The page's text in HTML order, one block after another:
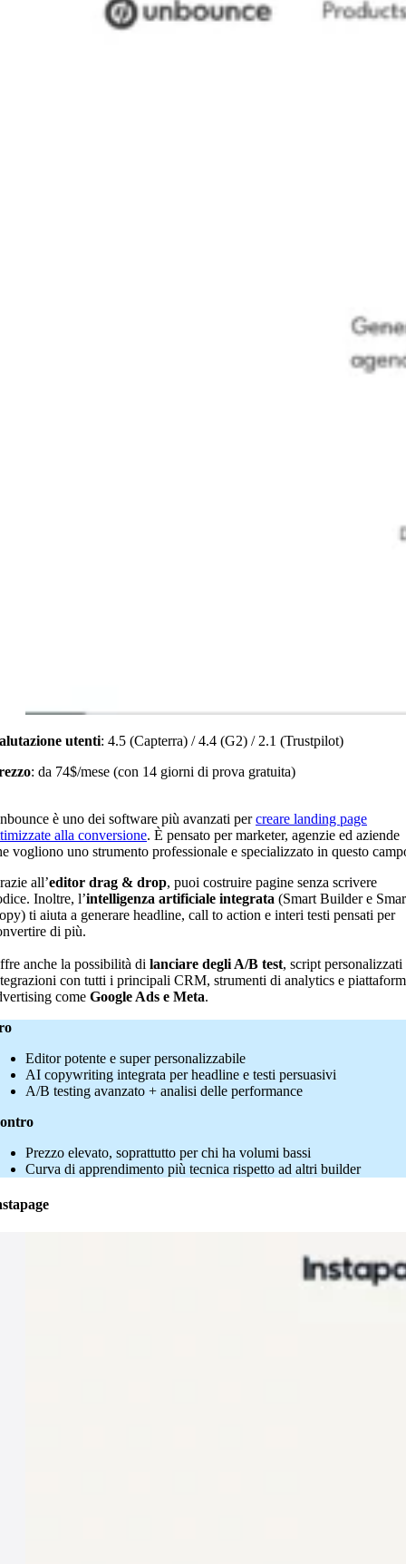
utenti: 4.5 (Capterra) / 4.4 (G2) / 2.1 (Trustpilot)
: da 74$/mese (con 14 giorni di prova gratuita)
è uno dei software più avanzati percreare landing page
alla conversione. È pensato per marketer, agenzie ed aziende
vogliono uno strumento professionale e specializzato in questo
all’editor drag & drop, puoi costruire pagine senza scrivere
Inoltre, l’intelligenza artificiale integrata (Smart Builder e
ti aiuta a generare headline, call to action e interi testi pensati per
di più.
anche la possibilità di lanciare degli A/B test, script personalizzati
con tutti i principali CRM, strumenti di analytics e
come Google Ads e Meta.
Editor potente e super personalizzabile
AI copywriting integrata per headline e testi persuasivi
A/B testing avanzato + analisi delle performance
Prezzo elevato, soprattutto per chi ha volumi bassi
Curva di apprendimento più tecnica rispetto ad altri builder